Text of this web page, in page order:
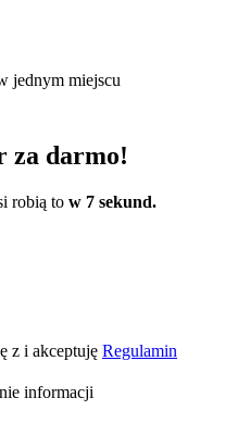
jednym miejscu
za darmo!
robią to w 7 sekund.
z i akceptuję Regulamin
informacji